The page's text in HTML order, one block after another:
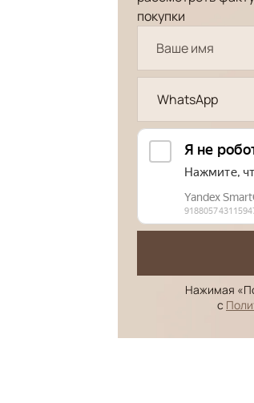
покупки
WhatsApp
Нажимая
с